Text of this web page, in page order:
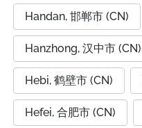
Handan, 邯郸市 (CN)
Hanzhong, 汉中市 (CN)
Hebi, 鹤壁市 (CN)
Hefei, 合肥市 (CN)